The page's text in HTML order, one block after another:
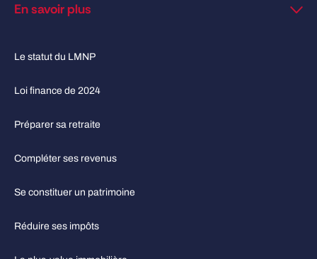
En savoir plus
Le statut du LMNP
Loi finance de 2024
Préparer sa retraite
Compléter ses revenus
Se constituer un patrimoine
Réduire ses impôts